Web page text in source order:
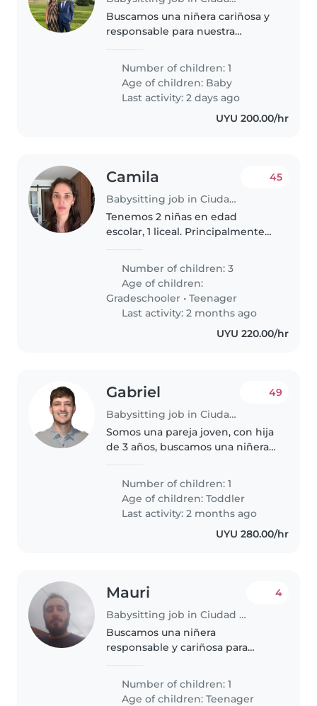
Buscamos una niñera cariñosa y
responsable para nuestra
bebé llena de energía, amigable
y muy inteligente. Necesitamos a
alguien que pueda ayudar con..
Number of children: 1
Age of children: Baby
Last activity: 2 days ago
UYU 200.00/hr
Camila
Babysitting job in Ciudad de la Costa
45
Tenemos 2 niñas en edad
escolar, 1 liceal. Principalmente
de limpieza de la casa.
Habitualmente las niñas no
están en el horario de trabajo. Si
durante..
Number of children: 3
Age of children:
Gradeschooler •Teenager
Last activity: 2 months ago
UYU 220.00/hr
Gabriel
Babysitting job in Ciudad de la Costa
49
Somos una pareja joven, con hija
de 3 años, buscamos una niñera
las 16hs y llevarla a la casa (7
cuadras, bici o omnibus) y
cuidarla hasta las 19hs...
Number of children: 1
Age of children:Toddler
Last activity: 2 months ago
UYU 280.00/hr
Mauri
Babysitting job in Ciudad de la Costa
4
Buscamos una niñera
responsable y cariñosa para
independiente, cariñoso y
gracioso. Nos encantaría
Number of children: 1
Age of children:Teenager